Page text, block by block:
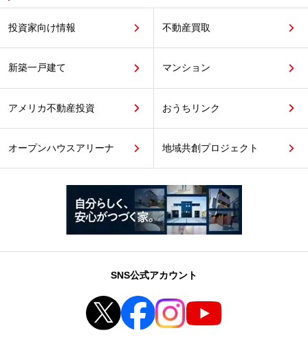
投資家向け情報 不動産買取
新築一戸建て マンション
アメリカ不動産投資 おうちリンク
オープンハウスアリーナ 地域共創プロジェクト
SNS公式アカウント